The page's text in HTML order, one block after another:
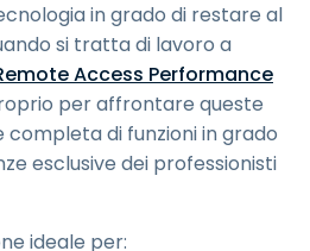
in grado di restare al
si tratta di lavoro a
Access Performance
per affrontare queste
completa di funzioni in grado
esclusive dei professionisti
ideale per: